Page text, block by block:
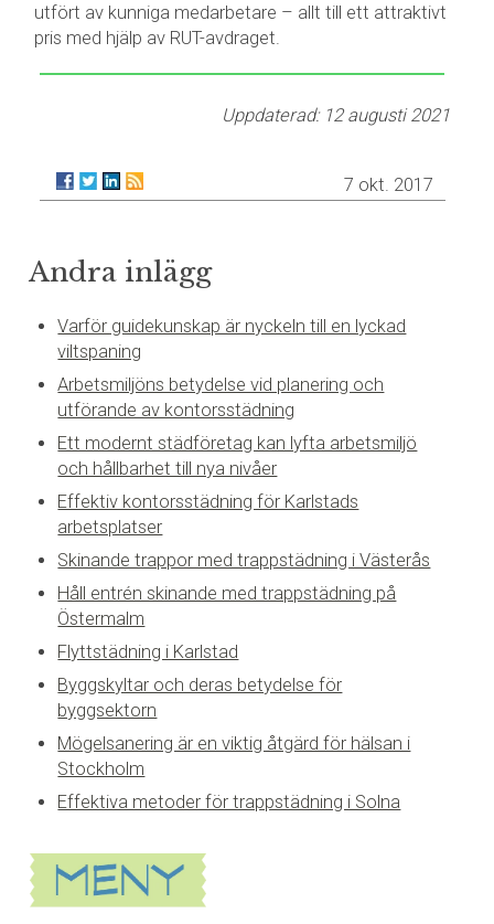
utfört av kunniga medarbetare – allt till ett attraktivt
pris med hjälp av RUT-avdraget.
Uppdaterad: 12 augusti 2021
7 okt. 2017
Andra inlägg
Varför guidekunskap är nyckeln till en lyckad
viltspaning
Arbetsmiljöns betydelse vid planering och
utförande av kontorsstädning
Ett modernt städföretag kan lyfta arbetsmiljö
och hållbarhet till nya nivåer
Effektiv kontorsstädning för Karlstads
arbetsplatser
Skinande trappor med trappstädning i Västerås
Håll entrén skinande med trappstädning på
Östermalm
Flyttstädning i Karlstad
Byggskyltar och deras betydelse för
byggsektorn
Mögelsanering är en viktig åtgärd för hälsan i
Stockholm
Effektiva metoder för trappstädning i Solna